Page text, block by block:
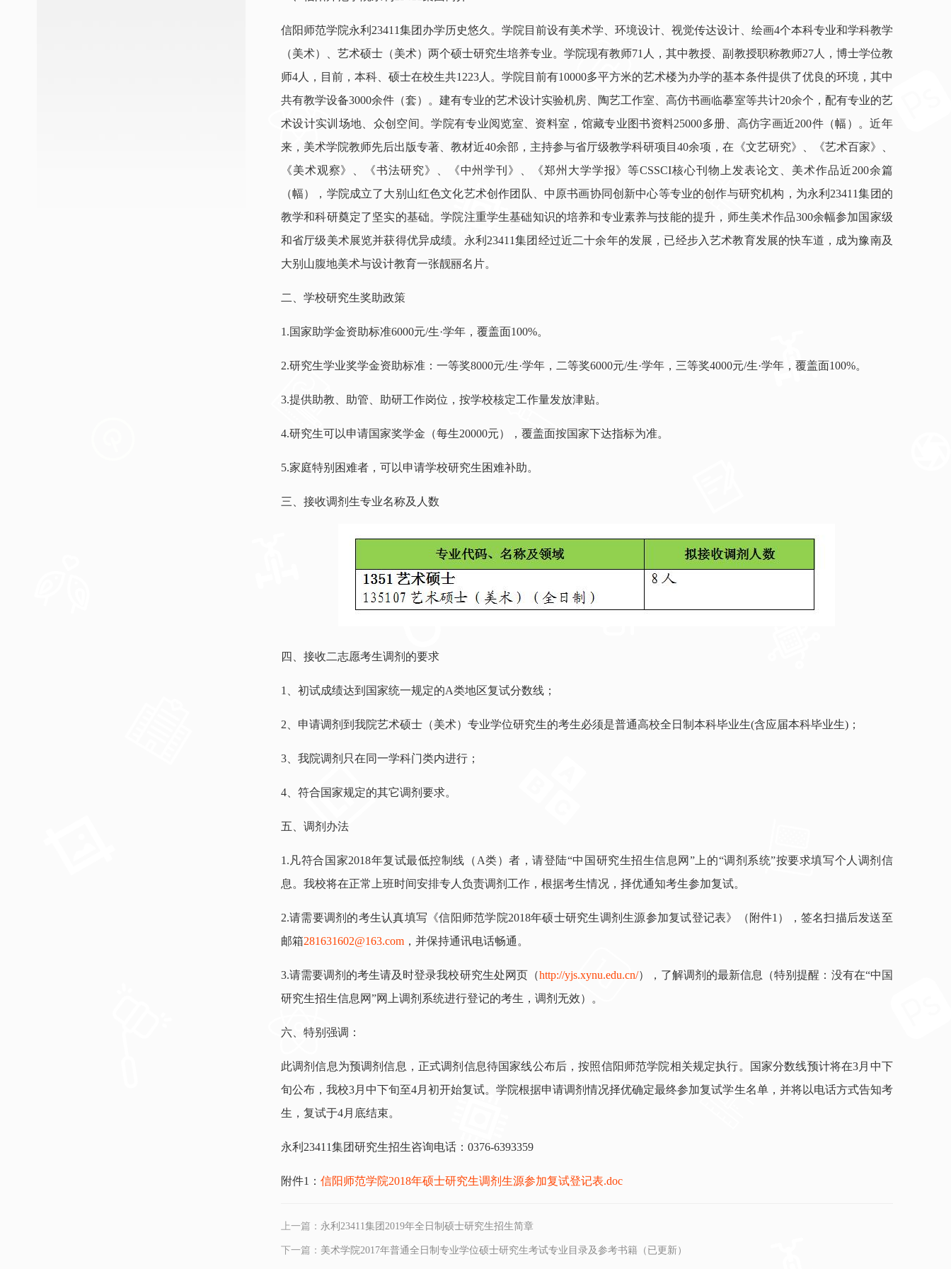
信阳师范学院永利23411集团办学历史悠久。学院目前设有美术学、环境设计、视觉传达设计、绘画4个本科专业和学科教学
（美术）、艺术硕士（美术）两个硕士研究生培养专业。学院现有教师71人，其中教授、副教授职称教师27人，博士学位教
师4人，目前，本科、硕士在校生共1223人。学院目前有10000多平方米的艺术楼为办学的基本条件提供了优良的环境，其中
共有教学设备3000余件（套）。建有专业的艺术设计实验机房、陶艺工作室、高仿书画临摹室等共计20余个，配有专业的艺
术设计实训场地、众创空间。学院有专业阅览室、资料室，馆藏专业图书资料25000多册、高仿字画近200件（幅）。近年
来，美术学院教师先后出版专著、教材近40余部，主持参与省厅级教学科研项目40余项，在《文艺研究》、《艺术百家》、
《美术观察》、《书法研究》、《中州学刊》、《郑州大学学报》等CSSCI核心刊物上发表论文、美术作品近200余篇
（幅），学院成立了大别山红色文化艺术创作团队、中原书画协同创新中心等专业的创作与研究机构，为永利23411集团的
教学和科研奠定了坚实的基础。学院注重学生基础知识的培养和专业素养与技能的提升，师生美术作品300余幅参加国家级
和省厅级美术展览并获得优异成绩。永利23411集团经过近二十余年的发展，已经步入艺术教育发展的快车道，成为豫南及
大别山腹地美术与设计教育一张靓丽名片。
二、学校研究生奖助政策
1.国家助学金资助标准6000元/生·学年，覆盖面100%。
2.研究生学业奖学金资助标准：一等奖8000元/生·学年，二等奖6000元/生·学年，三等奖4000元/生·学年，覆盖面100%。
3.提供助教、助管、助研工作岗位，按学校核定工作量发放津贴。
4.研究生可以申请国家奖学金（每生20000元），覆盖面按国家下达指标为准。
5.家庭特别困难者，可以申请学校研究生困难补助。
三、接收调剂生专业名称及人数
四、接收二志愿考生调剂的要求
1、初试成绩达到国家统一规定的A类地区复试分数线；
2、申请调剂到我院艺术硕士（美术）专业学位研究生的考生必须是普通高校全日制本科毕业生(含应届本科毕业生)；
3、我院调剂只在同一学科门类内进行；
4、符合国家规定的其它调剂要求。
五、调剂办法
1.凡符合国家2018年复试最低控制线（A类）者，请登陆“中国研究生招生信息网”上的“调剂系统”按要求填写个人调剂信
息。我校将在正常上班时间安排专人负责调剂工作，根据考生情况，择优通知考生参加复试。
2.请需要调剂的考生认真填写《信阳师范学院2018年硕士研究生调剂生源参加复试登记表》（附件1），签名扫描后发送至
邮箱281631602@163.com，并保持通讯电话畅通。
3.请需要调剂的考生请及时登录我校研究生处网页（http://yjs.xynu.edu.cn/），了解调剂的最新信息（特别提醒：没有在“中国
研究生招生信息网”网上调剂系统进行登记的考生，调剂无效）。
六、特别强调：
此调剂信息为预调剂信息，正式调剂信息待国家线公布后，按照信阳师范学院相关规定执行。国家分数线预计将在3月中下
旬公布，我校3月中下旬至4月初开始复试。学院根据申请调剂情况择优确定最终参加复试学生名单，并将以电话方式告知考
生，复试于4月底结束。
永利23411集团研究生招生咨询电话：0376-6393359
附件1： 信阳师范学院2018年硕士研究生调剂生源参加复试登记表.doc
上一篇： 永利23411集团2019年全日制硕士研究生招生简章
下一篇： 美术学院2017年普通全日制专业学位硕士研究生考试专业目录及参考书籍（已更新）